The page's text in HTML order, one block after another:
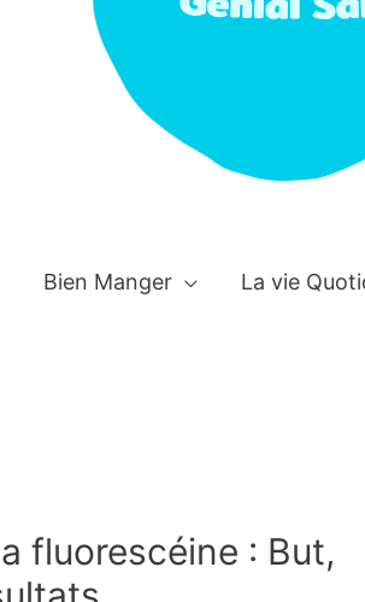
Bien Manger La vie
fluorescéine : But,